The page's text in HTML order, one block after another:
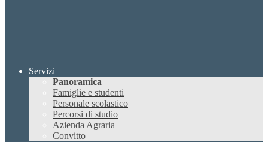
Servizi
Panoramica
Famiglie e studenti
Personale scolastico
Percorsi di studio
Azienda Agraria
Convitto